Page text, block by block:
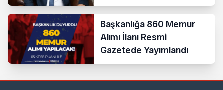
Başkanlığa 860 Memur
Alımı İlanı Resmi
Gazetede Yayımlandı